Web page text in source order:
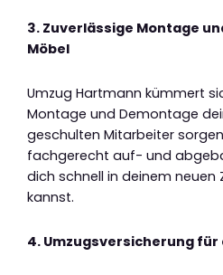
3. Zuverlässige Montage
Möbel
Umzug Hartmann kümmert
Montage und Demontage
geschulten Mitarbeiter
fachgerecht auf- und
dich schnell in deinem neuen
kannst.
4. Umzugsversicherung